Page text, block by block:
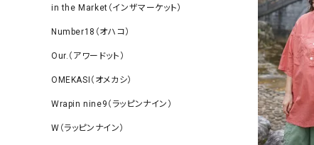
in the Market（インザマーケット）
Number18（オハコ）
Our.（アワードット）
OMEKASI（オメカシ）
Wrapin nine9（ラッピンナイン）
W（ラッピンナイン）